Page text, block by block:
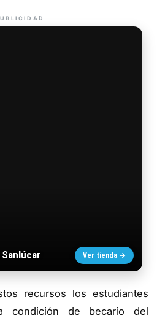
Ver tienda →
recursos los estudiantes
condición de becario del